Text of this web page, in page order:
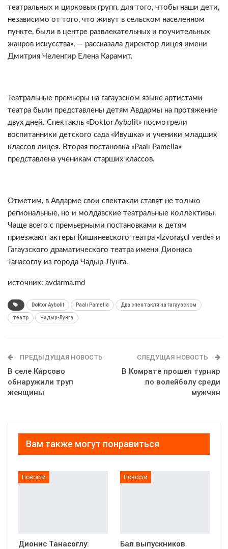
театральных и цирковых групп, для того, чтобы наши дети,
независимо от того, что живут в сельском населенном
пункте, были в центре развлекательных и поучительных
жанров искусства», — рассказала директор лицея имени
Дмитрия Челенгир Елена Карамит.
Театральные премьеры на гагаузском языке артистами
театра были представлены детям Авдармы на протяжение
двух дней. Спектакль «Doktor Aybolit» посмотрели
воспитанники детского сада «Ивушка» и ученики младших
классов лицея. Вторая постановка «Paalı Pamella»
представлена ученикам старших классов.
Отметим, в Авдарме свои спектакли ставят не только
региональные, но и молдавские театральные коллективы.
Чаще всего с премьерными постановками к детям
приезжают актеры Кишиневского театра «Izvoraşul verde» и
Гагаузского драматического театра имени Диониса
Танасоглу из города Чадыр-Лунга.
источник: avdarma.md
Doktor Aybolit Paalı Pamella Два спектакля на гагаузском
театр Чадыр-Лунга
ПРЕДЫДУЩАЯ НОВОСТЬ
В селе Кирсово
обнаружили труп
женщины
СЛЕДУЩАЯ НОВОСТЬ
В Комрате прошел турнир
по волейболу среди
мужчин
Вам также могут понравиться
Новости
Дионис Танасоглу:
Новости
Бал выпускников